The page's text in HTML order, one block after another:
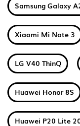
Samsung Galaxy
Xiaomi Mi Note 3
LG V40 ThinQ
Huawei Honor 8S
Huawei P20 Lite